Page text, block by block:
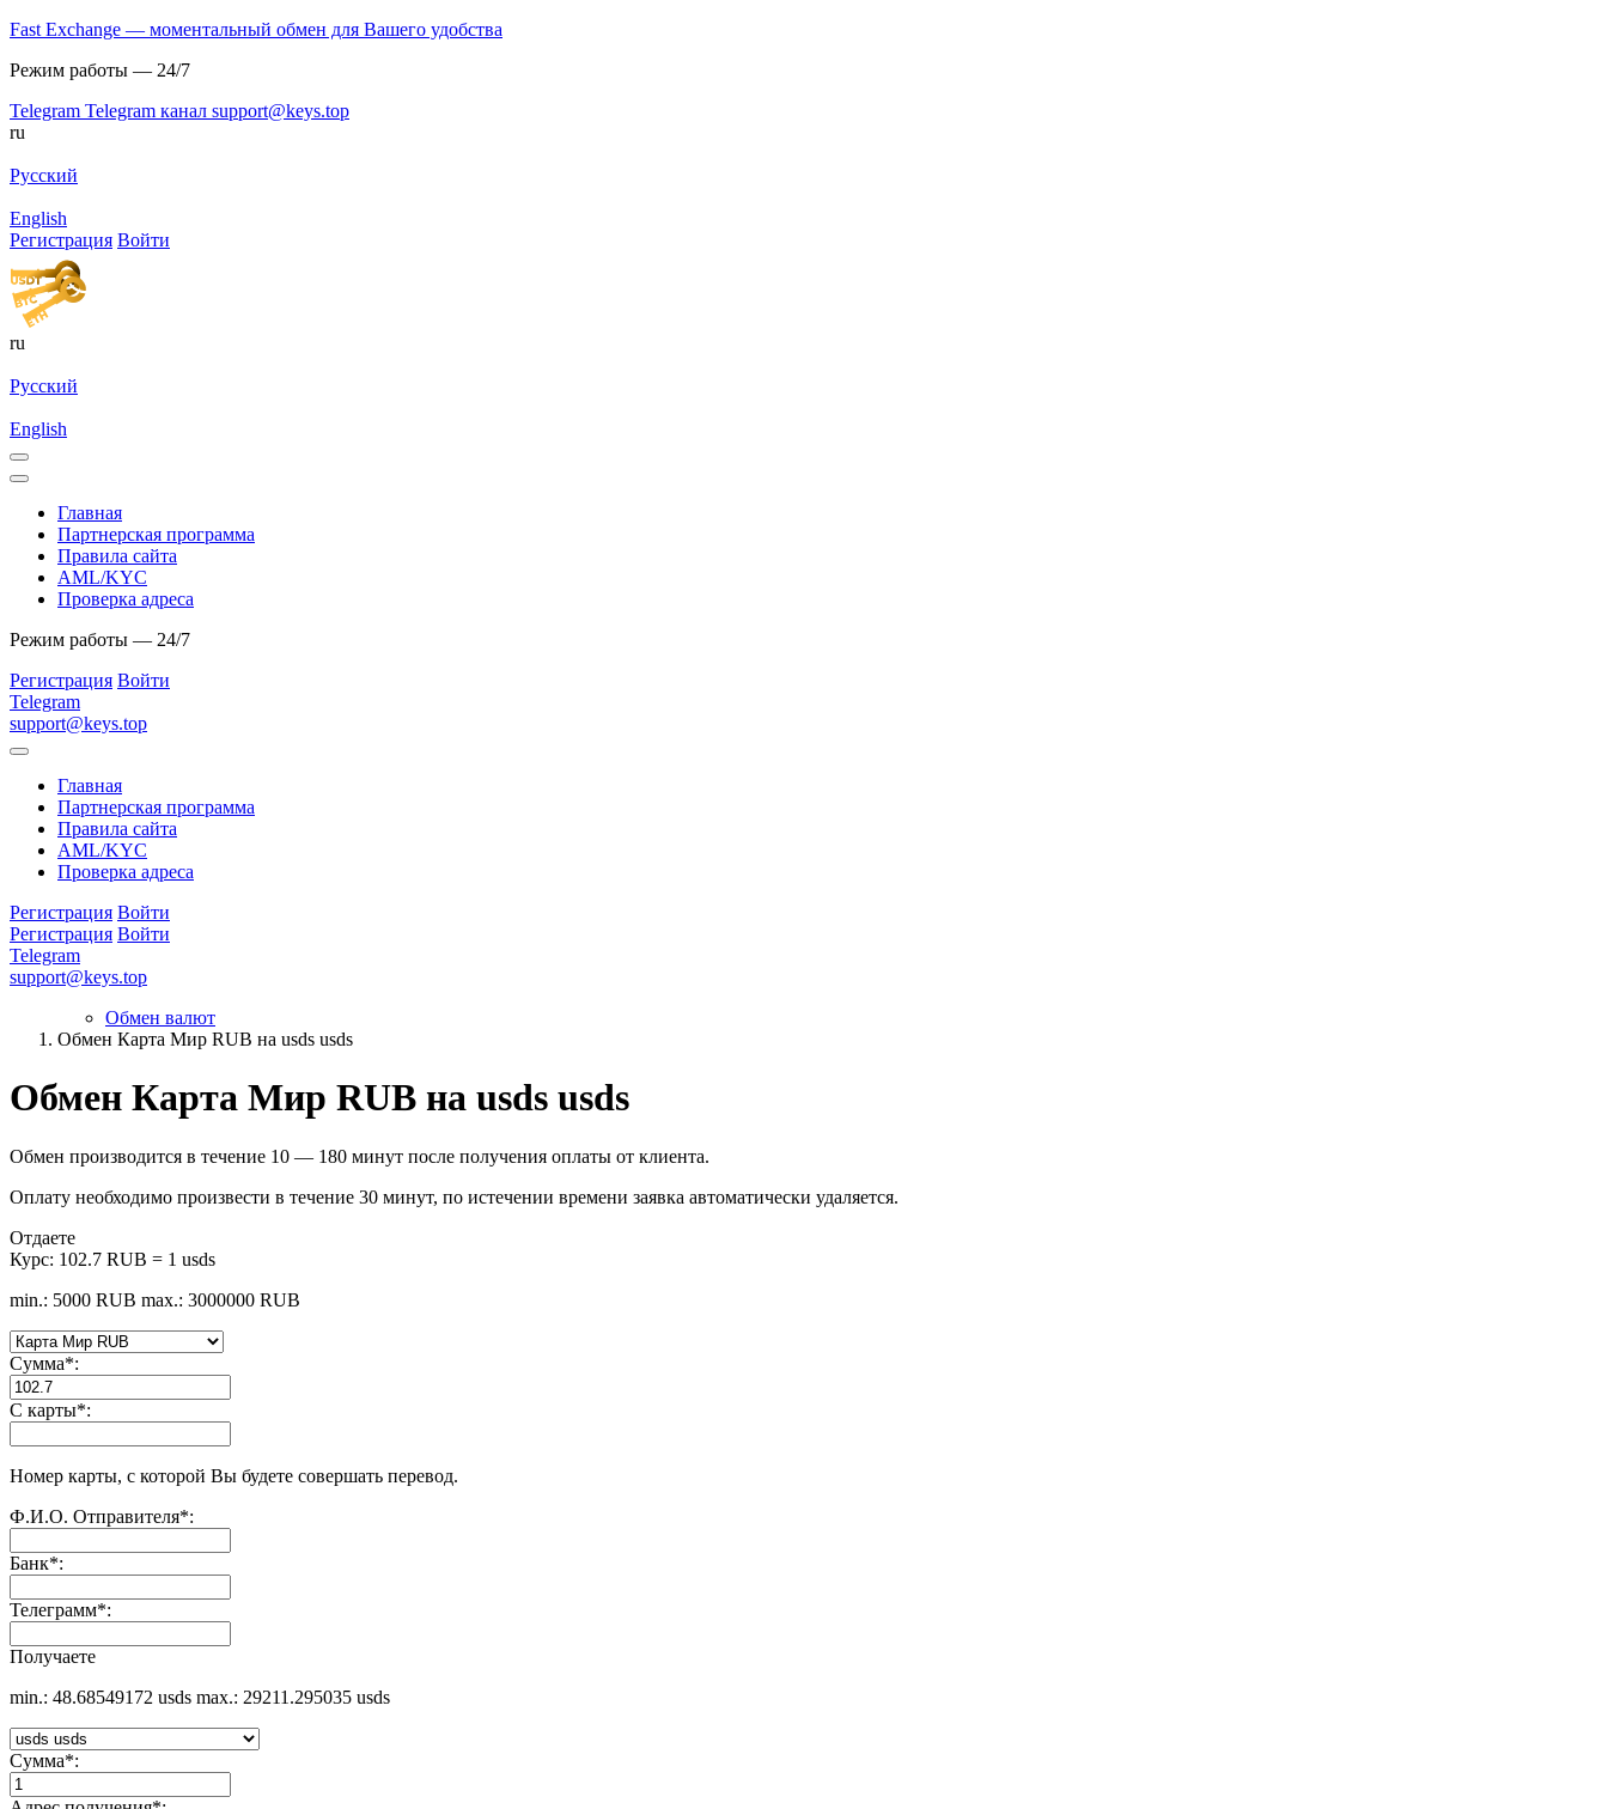
Fast Exchange — моментальный обмен для Вашего удобства
Режим работы — 24/7
Telegram Telegram канал support@keys.top
ru
Русский
English
Регистрация Войти
ru
Русский
English
Главная
Партнерская программа
Правила сайта
AML/KYC
Проверка адреса
Режим работы — 24/7
Регистрация Войти
Telegram
support@keys.top
Главная
Партнерская программа
Правила сайта
AML/KYC
Проверка адреса
Регистрация Войти
Регистрация Войти
Telegram
support@keys.top
Обмен валют
Обмен Карта Мир RUB на usds usds
Обмен Карта Мир RUB на usds usds
Обмен производится в течение 10 — 180 минут после получения оплаты от клиента.
Оплату необходимо произвести в течение 30 минут, по истечении времени заявка автоматически удаляется.
Отдаете
Курс: 102.7 RUB = 1 usds
min.: 5000 RUB max.: 3000000 RUB
Сумма*:
С карты*:
Номер карты, с которой Вы будете совершать перевод.
Ф.И.О. Отправителя*:
Банк*:
Телеграмм*:
Получаете
min.: 48.68549172 usds max.: 29211.295035 usds
Сумма*: